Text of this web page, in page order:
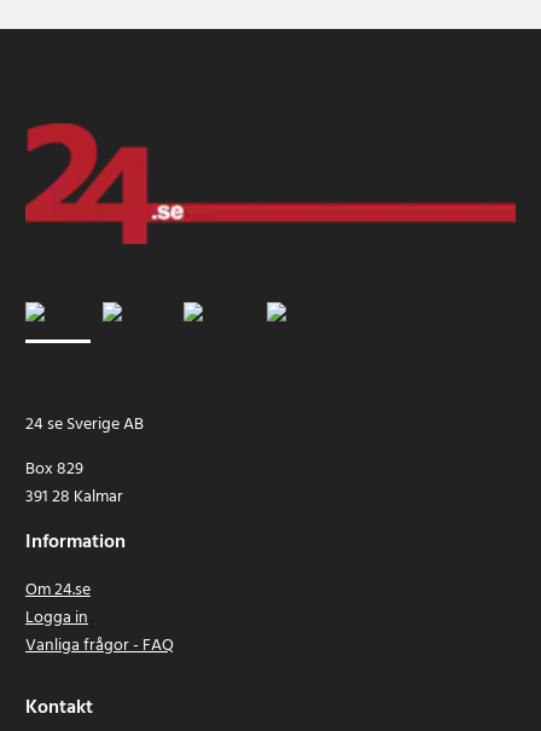
24 se Sverige AB
Box 829
391 28 Kalmar
Information
Om 24.se
Logga in
Vanliga frågor - FAQ
Kontakt